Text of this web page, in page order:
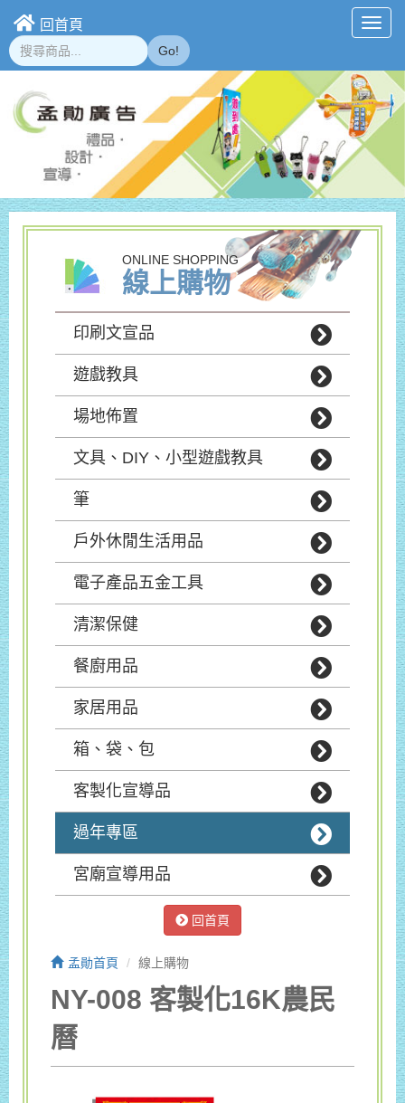
回首頁
Go!
ONLINE SHOPPING
線上購物
印刷文宣品
遊戲教具
場地佈置
文具、DIY、小型遊戲教具
筆
戶外休閒生活用品
電子產品五金工具
清潔保健
餐廚用品
家居用品
箱、袋、包
客製化宣導品
過年專區
宮廟宣導用品
回首頁
孟勛首頁 線上購物
NY-008 客製化16K農民
曆